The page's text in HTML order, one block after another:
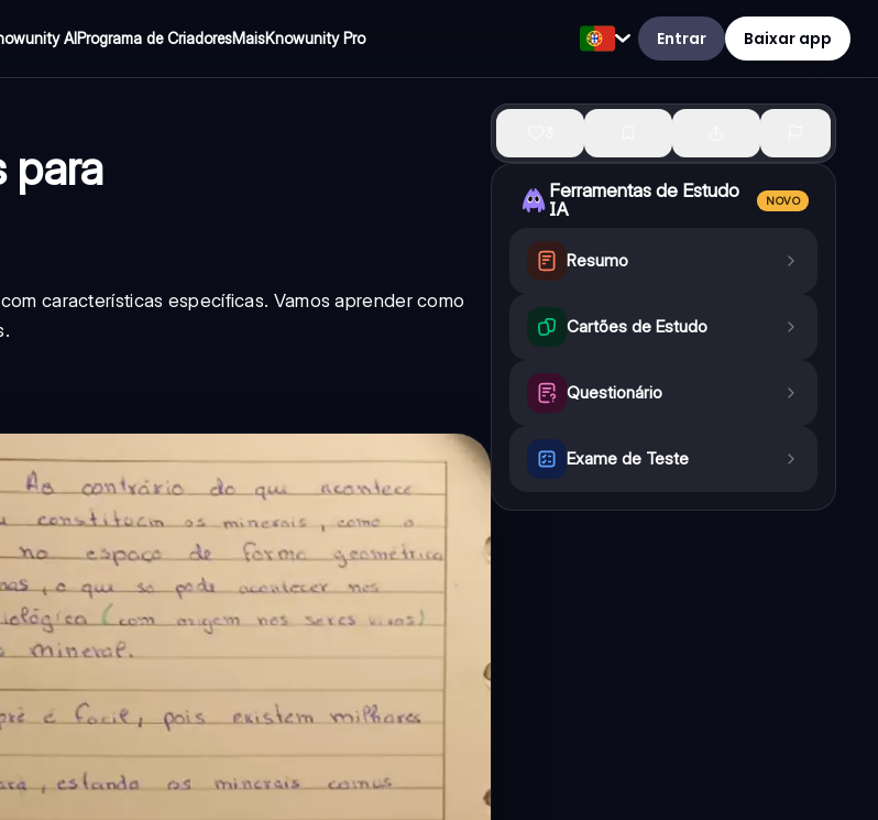
AIPrograma de CriadoresMaisKnowunity Pro Entrar Baixar app
para
características específicas. Vamos aprender como
Ferramentas de Estudo
IA
NOVO
Resumo
Cartões de Estudo
Questionário
Exame de Teste